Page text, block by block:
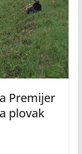
Premijer
plovak